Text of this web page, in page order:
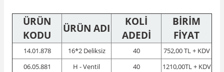
ÜRÜN
KODU
ÜRÜN ADI
KOLİ
ADEDİ
BİRİM
FİYAT
14.01.878 16*2 Deliksiz 40
752,00 TL + KDV
06.05.881
H - Ventil 40 1210,00TL + KDV